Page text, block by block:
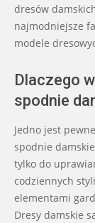
dresów
najmodniejsze
modele
Dlaczego
spodnie
Jedno jest
spodnie
tylko do
codziennych
elementami
Dresy damskie